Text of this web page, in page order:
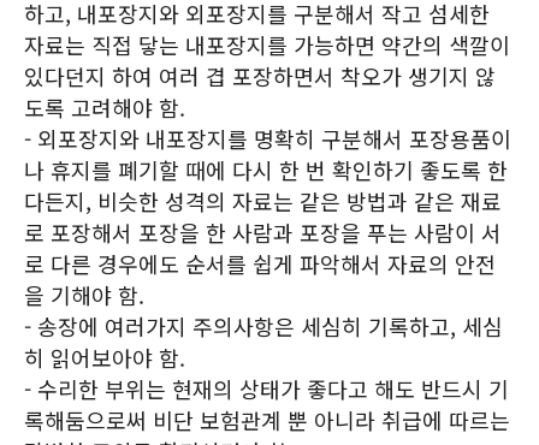
하고, 내포장지와 외포장지를 구분해서 작고 섬세한
자료는 직접 닿는 내포장지를 가능하면 약간의 색깔이
있다던지 하여 여러 겹 포장하면서 착오가 생기지 않
도록 고려해야 함.
- 외포장지와 내포장지를 명확히 구분해서 포장용품이
나 휴지를 폐기할 때에 다시 한 번 확인하기 좋도록 한
다든지, 비슷한 성격의 자료는 같은 방법과 같은 재료
로 포장해서 포장을 한 사람과 포장을 푸는 사람이 서
로 다른 경우에도 순서를 쉽게 파악해서 자료의 안전
을 기해야 함.
- 송장에 여러가지 주의사항은 세심히 기록하고, 세심
히 읽어보아야 함.
- 수리한 부위는 현재의 상태가 좋다고 해도 반드시 기
록해둠으로써 비단 보험관계 뿐 아니라 취급에 따르는